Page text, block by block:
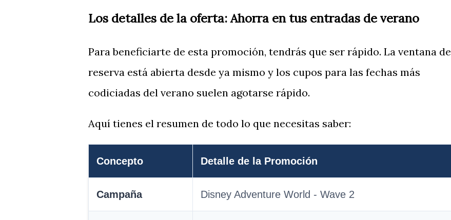
Los detalles de la oferta: Ahorra en tus entradas de verano
Para beneficiarte de esta promoción, tendrás que ser rápido. La ventana de
reserva está abierta desde ya mismo y los cupos para las fechas más
codiciadas del verano suelen agotarse rápido.
Aquí tienes el resumen de todo lo que necesitas saber:
Concepto Detalle de la Promoción
Campaña Disney Adventure World - Wave 2